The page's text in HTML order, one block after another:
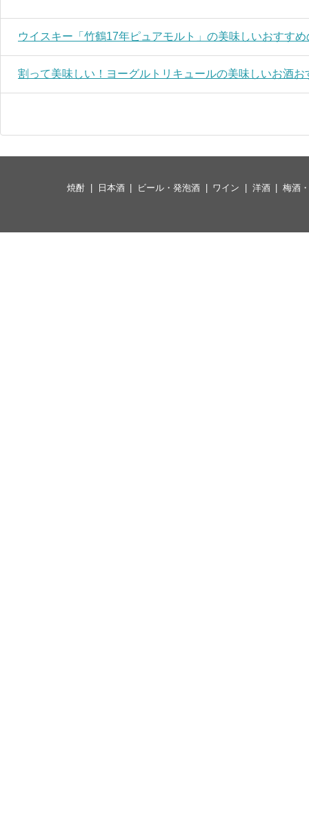
ウイスキー「竹鶴17年ピュアモルト」の美味しいおすす
割って美味しい！ヨーグルトリキュールの美味しいお酒お
焼酎 日本酒 ビール・発泡酒 ワイン 洋酒 梅酒